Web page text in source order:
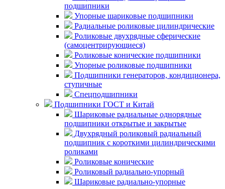
подшипники
Упорные шариковые подшипники
Радиальные роликовые цилиндрические
Роликовые двухрядные сферические
(самоцентрирующиеся)
Роликовые конические подшипники
Упорные роликовые подшипники
Подшипники генераторов, кондиционера,
ступичные
Спецподшипники
Подшипники ГОСТ и Китай
Шариковые радиальные однорядные
подшипники открытые и закрытые
Двухрядный роликовый радиальный
подшипник с короткими цилиндрическими
роликами
Роликовые конические
Роликовый радиально-упорный
Шариковые радиально-упорные